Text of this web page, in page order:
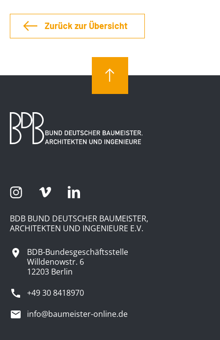
Zurück zur Übersicht
BDB BUND DEUTSCHER BAUMEISTER,
ARCHITEKTEN UND INGENIEURE E.V.
BDB-Bundesgeschäftsstelle
Willdenowstr. 6
12203 Berlin
+49 30 8418970
info@baumeister-online.de